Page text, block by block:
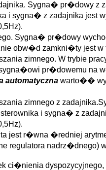
Sygna� pr�dowy z
i sygna� z zadajnika jest
Sygna� pr�dowy
obw�d zamkni�ty
zimnego. W trybie
pr�dowemu na
automatyczna warto��
zimnego z
i sygna� z
jest r�wna �redniej
regulatora nadrz�dnego)
ci�nienia